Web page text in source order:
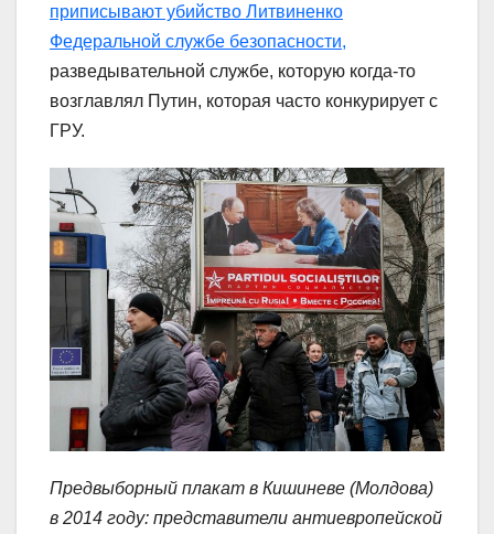
приписывают убийство Литвиненко
Федеральной службе безопасности,
разведывательной службе, которую когда-то
возглавлял Путин, которая часто конкурирует с
ГРУ.
Предвыборный плакат в Кишиневе (Молдова)
в 2014 году: представители антиевропейской